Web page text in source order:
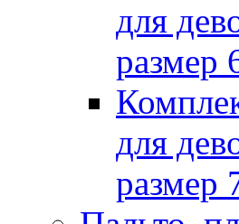
для
размер
для
размер